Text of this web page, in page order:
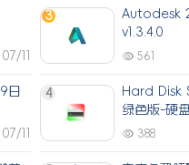
07/11
日
07/11
3
Autodesk
v1.3.4.0
561
4
Hard Disk
绿色版-硬
388